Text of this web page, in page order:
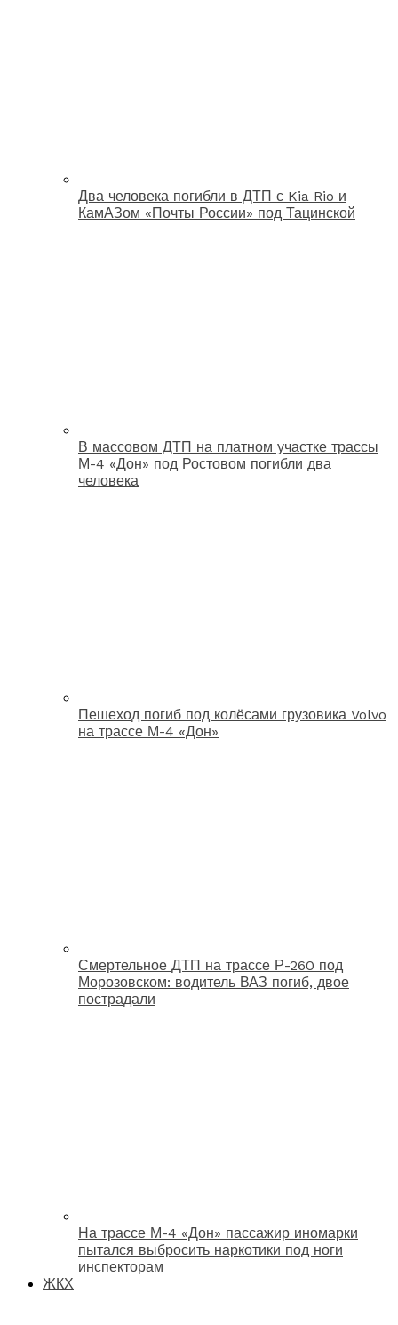
Два человека погибли в ДТП с Kia Rio и
КамАЗом «Почты России» под Тацинской
В массовом ДТП на платном участке трассы
М-4 «Дон» под Ростовом погибли два
человека
Пешеход погиб под колёсами грузовика Volvo
на трассе М-4 «Дон»
Смертельное ДТП на трассе Р-260 под
Морозовском: водитель ВАЗ погиб, двое
пострадали
На трассе М-4 «Дон» пассажир иномарки
пытался выбросить наркотики под ноги
инспекторам
ЖКХ